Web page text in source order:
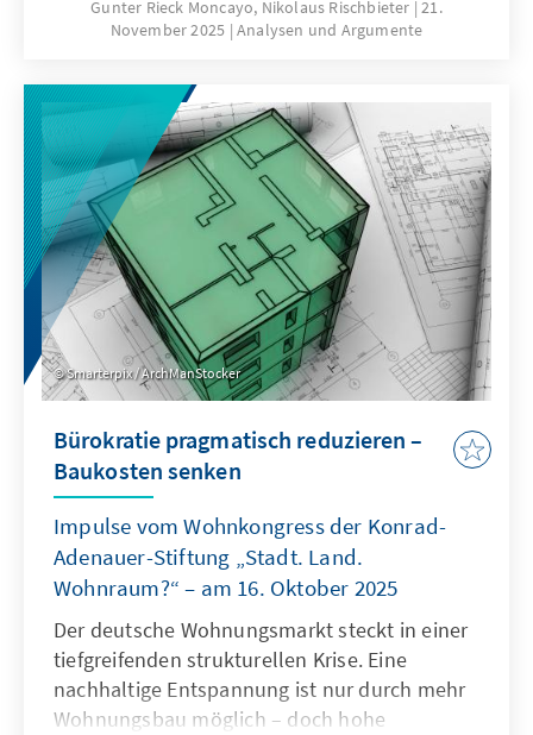
zurückgewinnen. Dies kann nur gelingen,
konzentriert, die Troika zu einer mehrjährigen
Planungsinstanz weiterentwickelt, die OECD
als Quasi-Sekretariat institutionell stärkt und
ihre Arbeitsweise stärker auf umsetzbare
Ergebnisse ausrichtet.
Gunter Rieck Moncayo, Nikolaus Rischbieter 21.
November 2025 Analysen und Argumente
Smarterpix / ArchManStocker
Bürokratie pragmatisch reduzieren –
Baukosten senken
Impulse vom Wohnkongress der Konrad-
Adenauer-Stiftung „Stadt. Land.
Wohnraum?“ – am 16. Oktober 2025
Der deutsche Wohnungsmarkt steckt in einer
tiefgreifenden strukturellen Krise. Eine
nachhaltige Entspannung ist nur durch mehr
Wohnungsbau möglich – doch hohe